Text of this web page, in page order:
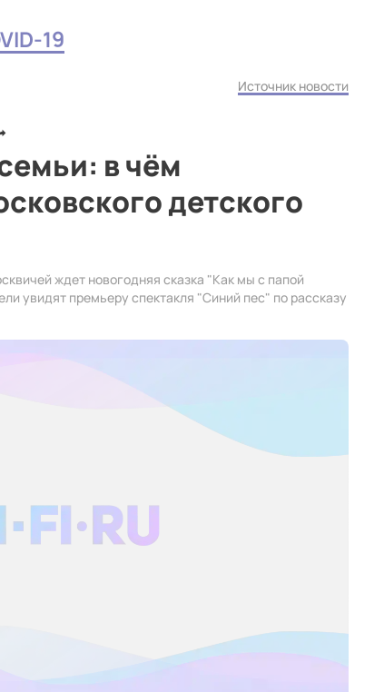
19
Источник новости
в чём
детского
ждет новогодняя сказка "Как мы с папой
увидят премьеру спектакля "Синий пес" по рассказу